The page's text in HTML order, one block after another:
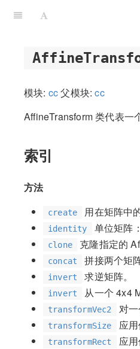
模块: cc父模块:cc
AffineTransform 类代表一
索引
方法
create 用在矩阵中
identity 单位矩阵
clone 克隆指定的
concat 拼接两个矩
invert 求逆矩阵。
invert 从一个 4x4
transformVec2 对一
transformSize 应
transformRect 应